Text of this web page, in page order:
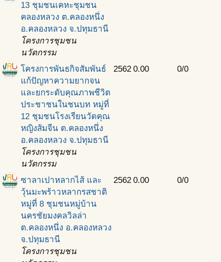
13 ชุมชนเคหะชุมชน
คลองหลวง ต.คลองหนึ่ง
อ.คลองหลวง จ.ปทุมธานี
โครงการชุมชน
นวัตกรรม
โครงการพันธกิจสัมพันธ์
แก้ปัญหาความยากจน
และยกระดับคุณภาพชีวิต
ประชาชนในชนบท หมู่ที่
12 ชุมชนโรงเรียนวัดคุณ
หญิงส้มจีน ต.คลองหนึ่ง
อ.คลองหลวง จ.ปทุมธานี
โครงการชุมชน
นวัตกรรม
2562 0.00 0/0
ซาลาเปาหลากไส้ และ
วุ้นมะพร้าวหลากรสชาติ
หมู่ที่ 8 ชุมชนหมู่บ้าน
นครชัยมงคลวิลล่า
ต.คลองหนึ่ง อ.คลองหลวง
จ.ปทุมธานี
โครงการชุมชน
2562 0.00 0/0